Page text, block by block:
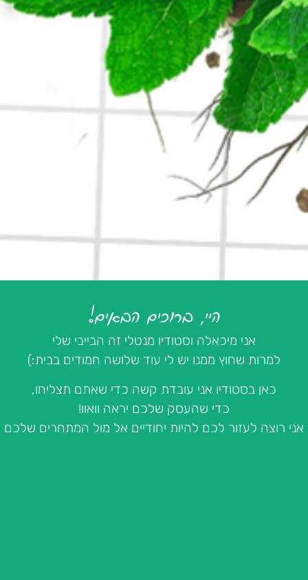
היי, ברוכים הבאים!
אני מיכאלה וסטודיו מנטלי זה הבייבי שלי
למרות שחוץ ממנו יש לי עוד שלושה חמודים בבית:)
כאן בסטודיו אני עובדת קשה כדי שאתם תצליחו,
כדי שהעסק שלכם יראה וואוו!
אני רוצה לעזור לכם להיות יחודיים אל מול המתחרים שלכם